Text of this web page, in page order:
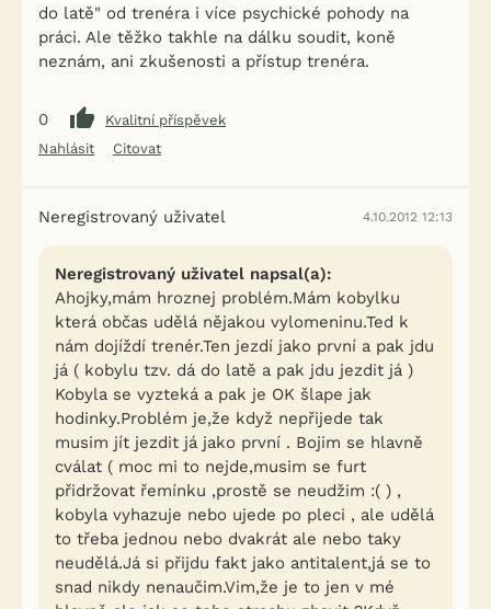
do latě" od trenéra i více psychické pohody na
práci. Ale těžko takhle na dálku soudit, koně
neznám, ani zkušenosti a přístup trenéra.
0
Kvalitní příspěvek
Nahlásit
Citovat
Neregistrovaný uživatel 4.10.2012 12:13
Neregistrovaný uživatel napsal(a):
Ahojky,mám hroznej problém.Mám kobylku
která občas udělá nějakou vylomeninu.Ted k
nám dojíždí trenér.Ten jezdí jako první a pak jdu
já ( kobylu tzv. dá do latě a pak jdu jezdit já )
Kobyla se vyzteká a pak je OK šlape jak
hodinky.Problém je,že když nepřijede tak
musim jít jezdit já jako první . Bojim se hlavně
cválat ( moc mi to nejde,musim se furt
přidržovat řemínku ,prostě se neudžim :( ) ,
kobyla vyhazuje nebo ujede po pleci , ale udělá
to třeba jednou nebo dvakrát ale nebo taky
neudělá.Já si přijdu fakt jako antitalent,já se to
snad nikdy nenaučim.Vim,že je to jen v mé